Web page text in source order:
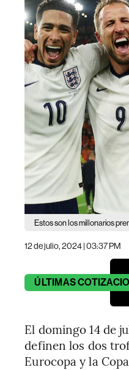
Estos son los millonarios
12 de julio, 2024 | 03:37 PM
ÚLTIMAS
El domingo 14 de
definen los dos
Eurocopa y la